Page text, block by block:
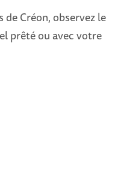
Créon, observez le
prêté ou avec votre